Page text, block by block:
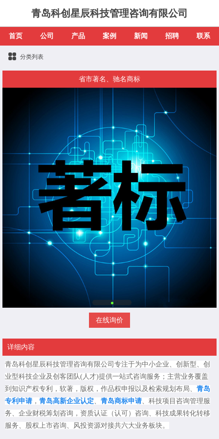
青岛科创星辰科技管理咨询有限公司
首页 公司 产品 案例 新闻 招聘 联系
分类列表
省市著名、驰名商标
在线询价
详细内容
青岛科创星辰科技管理咨询有限公司专注于为中小企业、创新型、创
业型科技企业及创客团队(人才)提供一站式咨询服务；主营业务覆盖
到知识产权专利，软著，版权，作品权申报以及检索规划布局、 青岛
专利申请， 青岛高新企业认定 青岛商标申请、科技项目咨询管理服
务、企业财税筹划咨询，资质认证（认可）咨询、科技成果转化转移
服务、股权上市咨询、风投资源对接共六大业务板块。